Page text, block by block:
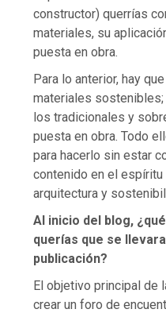
constructor) querrías
materiales, su
puesta en obra.
Para lo anterior, hay
materiales
los tradicionales y
puesta en obra. Todo
para hacerlo sin estar
contenido en el
arquitectura y
Al inicio del blog,
querías que se
publicación?
El objetivo principal de
crear un foro de